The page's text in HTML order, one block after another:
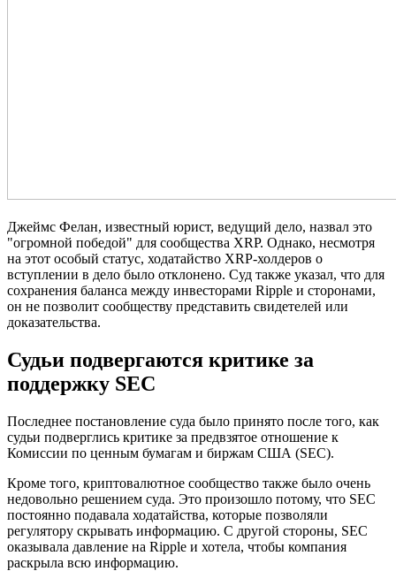
Джеймс Фелан, известный юрист, ведущий дело, назвал это
"огромной победой" для сообщества XRP. Однако, несмотря
на этот особый статус, ходатайство XRP-холдеров о
вступлении в дело было отклонено. Суд также указал, что для
сохранения баланса между инвесторами Ripple и сторонами,
он не позволит сообществу представить свидетелей или
доказательства.
Судьи подвергаются критике за
поддержку SEC
Последнее постановление суда было принято после того, как
судьи подверглись критике за предвзятое отношение к
Комиссии по ценным бумагам и биржам США (SEC).
Кроме того, криптовалютное сообщество также было очень
недовольно решением суда. Это произошло потому, что SEC
постоянно подавала ходатайства, которые позволяли
регулятору скрывать информацию. С другой стороны, SEC
оказывала давление на Ripple и хотела, чтобы компания
раскрыла всю информацию.